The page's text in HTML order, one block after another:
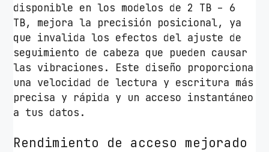
disponible en los modelos de 2 TB – 6
TB, mejora la precisión posicional, ya
que invalida los efectos del ajuste de
seguimiento de cabeza que pueden causar
las vibraciones. Este diseño proporciona
una velocidad de lectura y escritura más
precisa y rápida y un acceso instantáneo
a tus datos.
Rendimiento de acceso mejorado